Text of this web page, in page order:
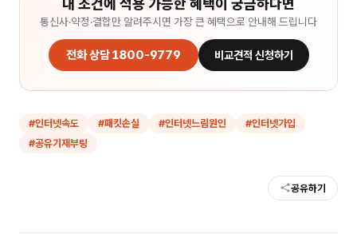
내 조건에 적용 가능한 혜택이 궁금하다면
통신사·약정·결합만 알려주시면 가장 큰 혜택으로 안내해 드립니다
전화 상담 1800-9779 비교견적 신청하기
#인터넷속도 #패킷손실 #인터넷느림원인 #인터넷가입
#공유기재부팅
공유하기